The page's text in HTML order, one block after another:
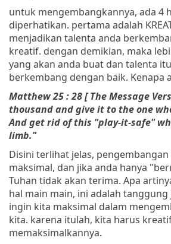
untuk mengembangkannya, ada 4
diperhatikan. pertama adalah
menjadikan talenta anda
kreatif. dengan demikian, maka
yang akan anda buat dan talenta
berkembang dengan baik. Kenapa
Matthew 25 : 28 [ The Message
thousand and give it to the one
And get rid of this "play-it-safe"
limb."
Disini terlihat jelas, pengembangan
maksimal, dan jika anda hanya
Tuhan tidak akan terima. Apa
hal main main, ini adalah tanggung
ingin kita maksimal dalam
kita. karena itulah, kita harus
memaksimalkannya.